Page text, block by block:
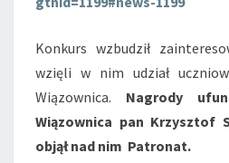
Konkurs wzbudził
wzięli w nim udział
Wiązownica. Nagrody
Wiązownica pan Krzysztof
objął nad nim Patronat.